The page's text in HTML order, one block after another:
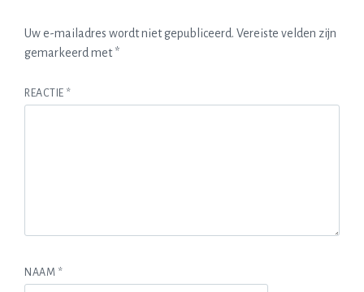
Uw e-mailadres wordt niet gepubliceerd. Vereiste velden zijn
gemarkeerd met*
REACTIE *
NAAM *